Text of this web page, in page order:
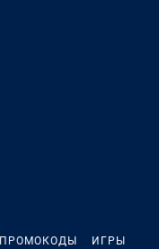
ПРОМОКОДЫ ИГРЫ